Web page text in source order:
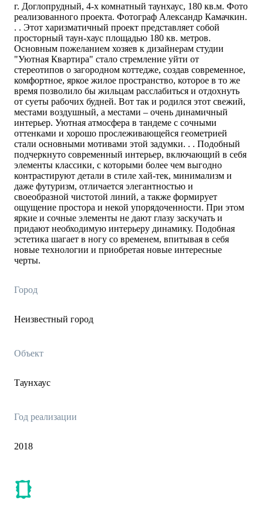
г. Доглопрудный, 4-х комнатный таунхаус, 180 кв.м. Фото
реализованного проекта. Фотограф Александр Камачкин.
. . Этот харизматичный проект представляет собой
просторный таун-хаус площадью 180 кв. метров.
Основным пожеланием хозяев к дизайнерам студии
"Уютная Квартира" стало стремление уйти от
стереотипов о загородном коттедже, создав современное,
комфортное, яркое жилое пространство, которое в то же
время позволило бы жильцам расслабиться и отдохнуть
от суеты рабочих будней. Вот так и родился этот свежий,
местами воздушный, а местами – очень динамичный
интерьер. Уютная атмосфера в тандеме с сочными
оттенками и хорошо прослеживающейся геометрией
стали основными мотивами этой задумки. . . Подобный
подчеркнуто современный интерьер, включающий в себя
элементы классики, с которыми более чем выгодно
контрастируют детали в стиле хай-тек, минимализм и
даже футуризм, отличается элегантностью и
своеобразной чистотой линий, а также формирует
ощущение простора и некой упорядоченности. При этом
яркие и сочные элементы не дают глазу заскучать и
придают необходимую интерьеру динамику. Подобная
эстетика шагает в ногу со временем, впитывая в себя
новые технологии и приобретая новые интересные
черты.
Город
Неизвестный город
Объект
Таунхаус
Год реализации
2018